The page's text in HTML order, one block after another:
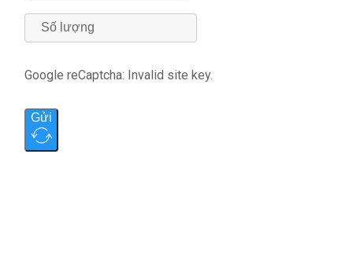
Google reCaptcha: Invalid site key.
Gửi